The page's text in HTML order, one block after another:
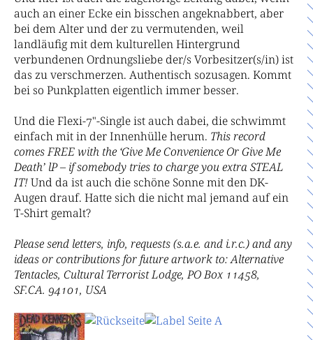
auch an einer Ecke ein bisschen angeknabbert, aber
bei dem Alter und der zu vermutenden, weil
landläufig mit dem kulturellen Hintergrund
verbundenen Ordnungsliebe der/s Vorbesitzer(s/in) ist
das zu verschmerzen. Authentisch sozusagen. Kommt
bei so Punkplatten eigentlich immer besser.
Und die Flexi-7"-Single ist auch dabei, die schwimmt
einfach mit in der Innenhülle herum. This record
comes FREE with the ‘Give Me Convenience Or Give Me
Death’ lP – if somebody tries to charge you extra STEAL
IT!Und da ist auch die schöne Sonne mit den DK-
Augen drauf. Hatte sich die nicht mal jemand auf ein
T-Shirt gemalt?
Please send letters, info, requests (s.a.e. and i.r.c.) and any
ideas or contributions for future artwork to: Alternative
Tentacles, Cultural Terrorist Lodge, PO Box 11458,
SF.CA. 94101, USA